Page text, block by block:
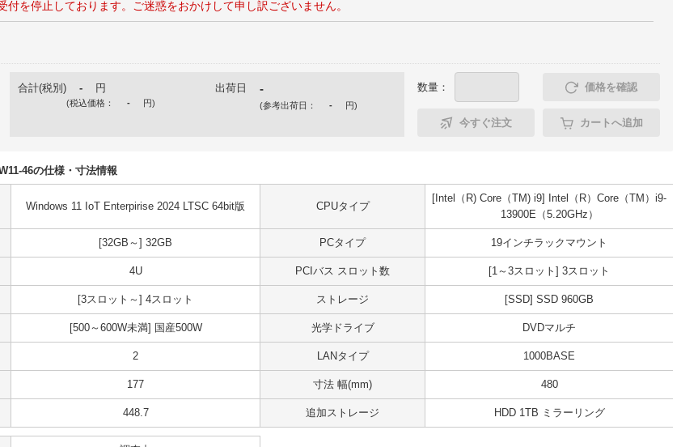
付を停止しております。ご迷惑をおかけして申し訳ございません。
合計(税別) - 円
(税込価格： - 円)
出荷日 -
(参考出荷日： - 円)
数量： 価格を確認
今すぐ注文 カートへ追加
46の仕様・寸法情報
Windows 11 IoT Enterpirise 2024 LTSC 64bit版 CPUタイプ
[Intel（R) Core（TM) i9] Intel（R）Core（TM）i9-
13900E（5.20GHz）
[32GB～] 32GB PCタイプ 19インチラックマウント
4U PCIバス スロット数 [1～3スロット] 3スロット
[3スロット～] 4スロット ストレージ [SSD] SSD 960GB
[500～600W未満] 国産500W 光学ドライブ DVDマルチ
2 LANタイプ 1000BASE
177 寸法 幅(mm) 480
448.7 追加ストレージ HDD 1TB ミラーリング